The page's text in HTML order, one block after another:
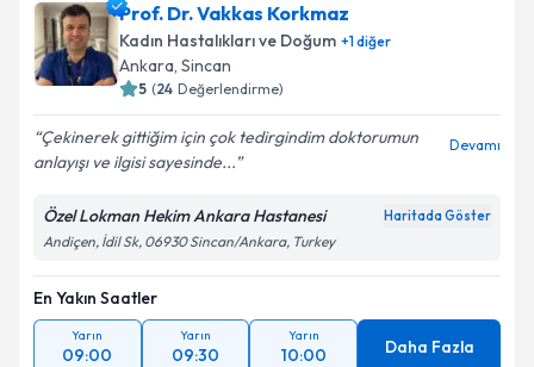
Prof. Dr. Vakkas Korkmaz
Kadın Hastalıkları ve Doğum +1diğer
Ankara, Sincan
5 (24 Değerlendirme)
Çekinerek gittiğim için çok tedirgindim doktorumun
anlayışı ve ilgisi sayesinde...
Devamı
Özel Lokman Hekim Ankara Hastanesi Haritada Göster
Andiçen, İdil Sk, 06930 Sincan/Ankara, Turkey
En Yakın Saatler
Yarın
09:00
Yarın
09:30
Yarın
10:00 Daha Fazla